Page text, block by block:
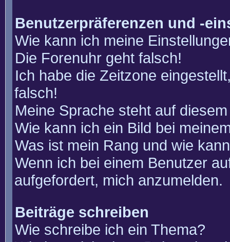
Benutzerpräferenzen und -
Wie kann ich meine
Die Forenuhr geht falsch!
Ich habe die Zeitzone
falsch!
Meine Sprache steht auf
Wie kann ich ein Bild bei
Was ist mein Rang und wie
Wenn ich bei einem Benutzer
aufgefordert, mich anzumelden.
Beiträge schreiben
Wie schreibe ich ein Thema?